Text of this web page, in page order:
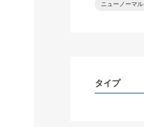
ニューノーマル
タイプ